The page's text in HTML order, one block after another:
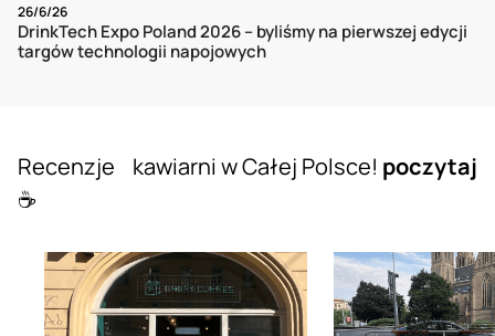
26/6/26
DrinkTech Expo Poland 2026 – byliśmy na pierwszej edycji
targów technologii napojowych
Recenzje kawiarni w Całej Polsce! poczytaj
☕️